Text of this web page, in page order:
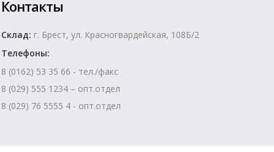
Контакты
Склад: г. Брест, ул. Красногвардейская, 108Б/2
Телефоны:
8 (0162) 53 35 66 - тел./факс
8 (029) 555 1234 – опт.отдел
8 (029) 76 5555 4 - опт.отдел